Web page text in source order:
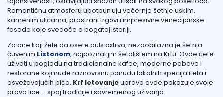
Romantičnu atmosferu upotpunjuju večernje šetnje uskim,
kamenim ulicama, prostrani trgovi i impresivne venecijanske
fasade koje svedoče o bogatoj istoriji.
Za one koji žele da osete puls ostrva, nezaobilazna je šetnja
čuvenim Listonom, najpoznatijim šetalištem na Krfu. Ovde ćete
uživati u pogledu na tradicionalne kafee, moderne pabove i
restorane koji nude raznovrsnu ponudu lokalnih specijaliteta i
osvežavajućih pića. Krf letovanjeupravo ovde pokazuje svoje
pravo lice – spoj tradicije i savremenog uživanja.